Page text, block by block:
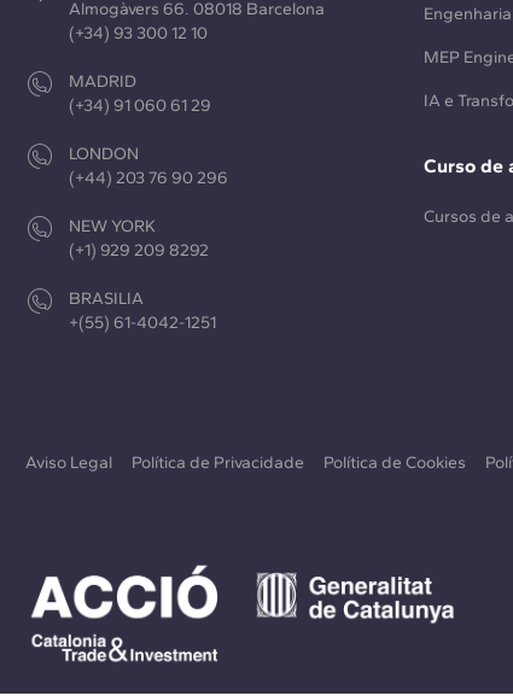
Almogàvers 66. 08018 Barcelona
(+34) 93 300 12 10
MADRID
(+34) 91 060 61 29
LONDON
(+44) 203 76 90 296
NEW YORK
(+1) 929 209 8292
BRASILIA
+(55) 61-4042-1251
MEP
IA e
Curso de
Cursos de
Aviso Legal Política de Privacidade Política de Cookies